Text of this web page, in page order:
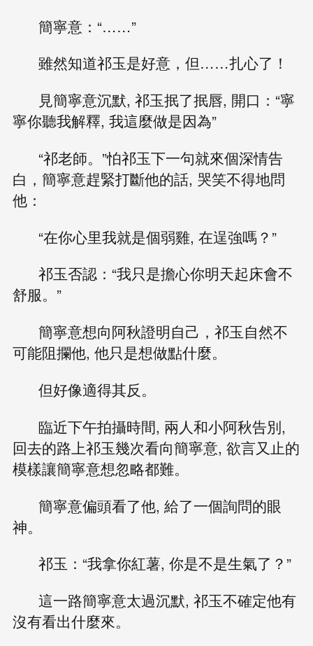
簡寧意：“……”
雖然知道祁玉是好意，但……扎心了！
見簡寧意沉默, 祁玉抿了抿唇, 開口：“寧
寧你聽我解釋, 我這麼做是因為”
“祁老師。”怕祁玉下一句就來個深情告
白，簡寧意趕緊打斷他的話, 哭笑不得地問
他：
“在你心里我就是個弱雞, 在逞強嗎？”
祁玉否認：“我只是擔心你明天起床會不
舒服。”
簡寧意想向阿秋證明自己，祁玉自然不
可能阻攔他, 他只是想做點什麼。
但好像適得其反。
臨近下午拍攝時間, 兩人和小阿秋告別,
回去的路上祁玉幾次看向簡寧意, 欲言又止的
模樣讓簡寧意想忽略都難。
簡寧意偏頭看了他, 給了一個詢問的眼
神。
祁玉：“我拿你紅薯, 你是不是生氣了？”
這一路簡寧意太過沉默, 祁玉不確定他有
沒有看出什麼來。